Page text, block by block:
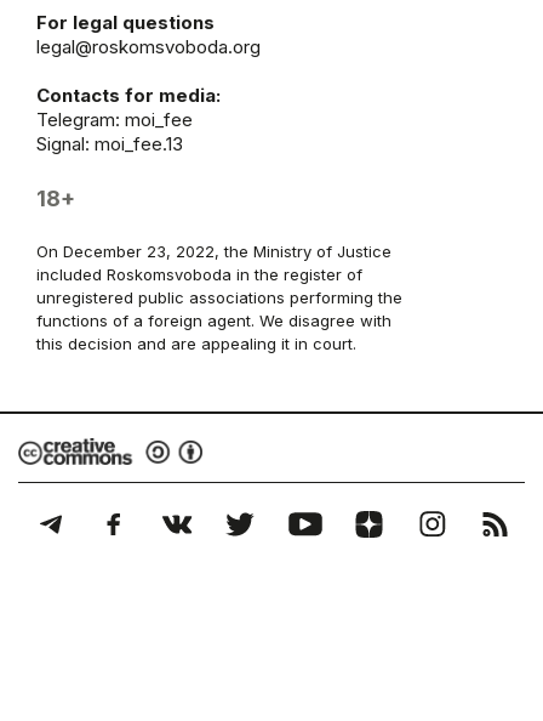
For legal questions
legal@roskomsvoboda.org
Contacts for media:
Telegram: moi_fee
Signal: moi_fee.13
18+
On December 23, 2022, the Ministry of Justice
included Roskomsvoboda in the register of
unregistered public associations performing the
functions of a foreign agent. We disagree with
this decision and are appealing it in court.